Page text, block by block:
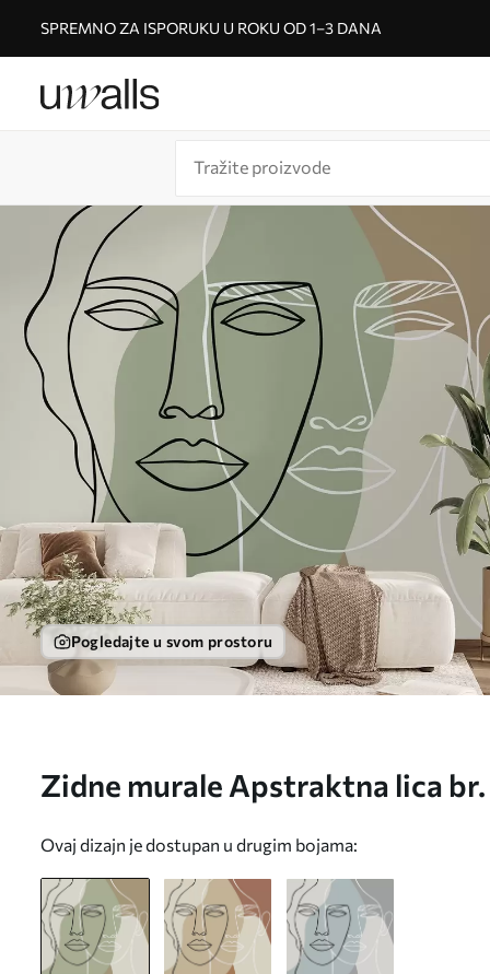
SPREMNO ZA ISPORUKU U ROKU OD 1–3 DANA
Pogledajte u svom prostoru
Zidne murale Apstraktna lica
Ovaj dizajn je dostupan u drugim bojama: